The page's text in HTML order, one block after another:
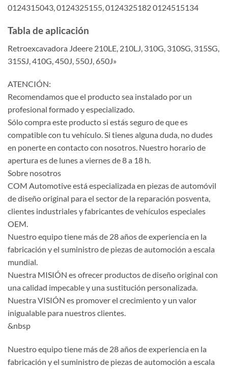
0124315043, 0124325155, 0124325182 0124515134
Tabla de aplicación
Retroexcavadora Jdeere 210LE, 210LJ, 310G, 310SG, 315SG,
315SJ, 410G, 450J, 550J, 650J»
ATENCIÓN:
Recomendamos que el producto sea instalado por un
profesional formado y especializado.
Sólo compra este producto si estás seguro de que es
compatible con tu vehículo. Si tienes alguna duda, no dudes
en ponerte en contacto con nosotros. Nuestro horario de
apertura es de lunes a viernes de 8 a 18 h.
Sobre nosotros
COM Automotive está especializada en piezas de automóvil
de diseño original para el sector de la reparación posventa,
clientes industriales y fabricantes de vehículos especiales
OEM.
Nuestro equipo tiene más de 28 años de experiencia en la
fabricación y el suministro de piezas de automoción a escala
mundial.
Nuestra MISIÓN es ofrecer productos de diseño original con
una calidad impecable y una sustitución personalizada.
Nuestra VISIÓN es promover el crecimiento y un valor
inigualable para nuestros clientes.
&nbsp
Nuestro equipo tiene más de 28 años de experiencia en la
fabricación y el suministro de piezas de automoción a escala